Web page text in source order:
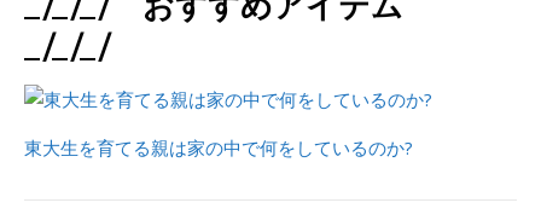
_/_/_/
東大生を育てる親は家の中で何をしているのか?